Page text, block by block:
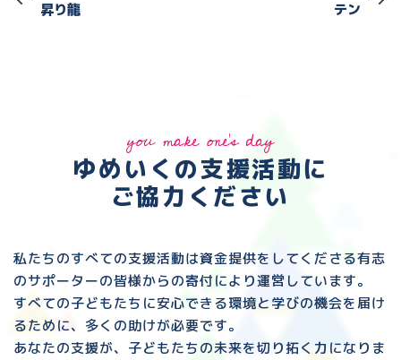
昇り龍 テン
you make one's day
ゆめいくの支援活動に
ご協力ください
私たちのすべての支援活動は資金提供をしてくださる有志
のサポーターの皆様からの寄付により運営しています。
すべての子どもたちに安心できる環境と 学びの機会を届け
るために、多くの助けが必要です。
あなたの支援が、子どもたちの未来を切り拓く力になりま